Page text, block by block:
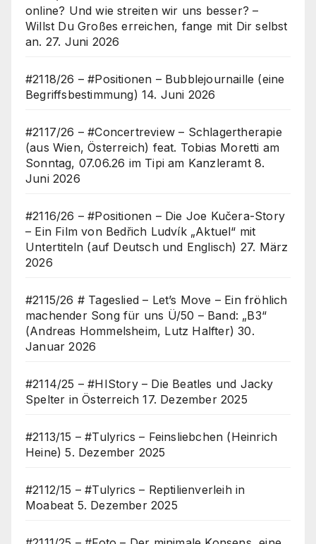
online? Und wie streiten wir uns besser? –
Willst Du Großes erreichen, fange mit Dir selbst
an. 27. Juni 2026
#2118/26 – #Positionen – Bubblejournaille (eine
Begriffsbestimmung) 14. Juni 2026
#2117/26 – #Concertreview – Schlagertherapie
(aus Wien, Österreich) feat. Tobias Moretti am
Sonntag, 07.06.26 im Tipi am Kanzleramt 8.
Juni 2026
#2116/26 – #Positionen – Die Joe Kučera-Story
– Ein Film von Bedřich Ludvík „Aktuel“ mit
Untertiteln (auf Deutsch und Englisch) 27. März
2026
#2115/26 # Tageslied – Let’s Move – Ein fröhlich
machender Song für uns Ü/50 – Band: „B3“
(Andreas Hommelsheim, Lutz Halfter) 30.
Januar 2026
#2114/25 – #HIStory – Die Beatles und Jacky
Spelter in Österreich 17. Dezember 2025
#2113/15 – #Tulyrics – Feinsliebchen (Heinrich
Heine) 5. Dezember 2025
#2112/15 – #Tulyrics – Reptilienverleih in
Moabeat 5. Dezember 2025